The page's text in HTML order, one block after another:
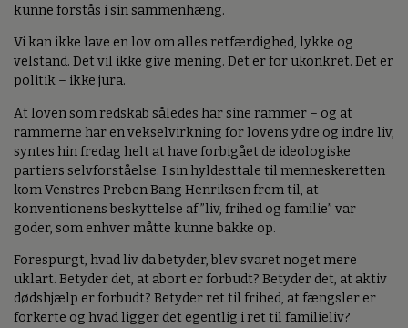
kunne forstås i sin sammenhæng.
Vi kan ikke lave en lov om alles retfærdighed, lykke og
velstand. Det vil ikke give mening. Det er for ukonkret. Det er
politik – ikke jura.
At loven som redskab således har sine rammer – og at
rammerne har en vekselvirkning for lovens ydre og indre liv,
syntes hin fredag helt at have forbigået de ideologiske
partiers selvforståelse. I sin hyldesttale til menneskeretten
kom Venstres Preben Bang Henriksen frem til, at
konventionens beskyttelse af ”liv, frihed og familie” var
goder, som enhver måtte kunne bakke op.
Forespurgt, hvad liv da betyder, blev svaret noget mere
uklart. Betyder det, at abort er forbudt? Betyder det, at aktiv
dødshjælp er forbudt? Betyder ret til frihed, at fængsler er
forkerte og hvad ligger det egentlig i ret til familieliv?